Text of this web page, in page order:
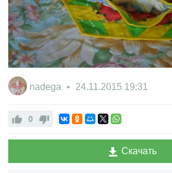
nadega 24.11.2015 19:31
0
Скачать